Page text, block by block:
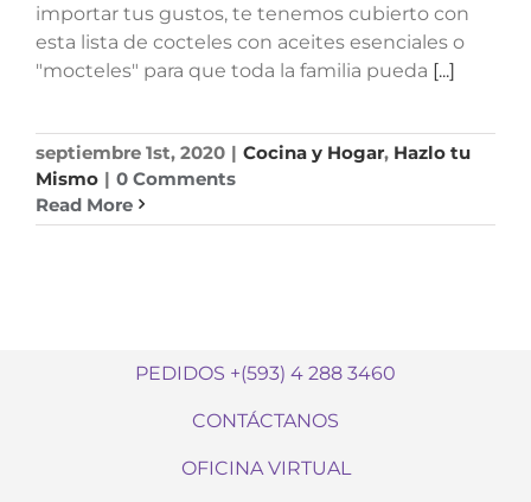
importar tus gustos, te tenemos cubierto con
esta lista de cocteles con aceites esenciales o
"mocteles" para que toda la familia pueda [...]
septiembre 1st, 2020 | Cocina y Hogar, Hazlo tu
Mismo | 0 Comments
Read More
PEDIDOS +(593) 4 288 3460
CONTÁCTANOS
OFICINA VIRTUAL